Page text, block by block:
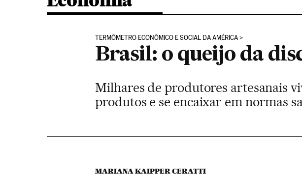
TERMÔMETRO ECONÔMICO E SOCIAL DA AMÉRICA
Brasil: o queijo da
Milhares de produtores artesanais
produtos e se encaixar em normas
MARIANA KAIPPER CERATTI